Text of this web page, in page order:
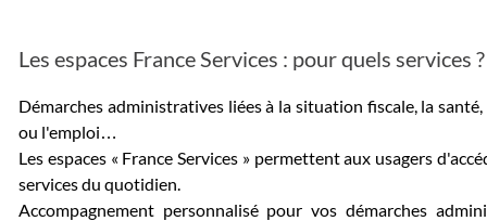
Les espaces France Services : pour quels services ?
Démarches administratives liées à la situation fiscale, la
ou l'emploi…
Les espaces « France Services » permettent aux usagers
services du quotidien.
Accompagnement personnalisé pour vos démarches